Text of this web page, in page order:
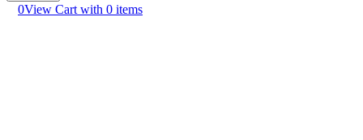
0View Cart with 0 items